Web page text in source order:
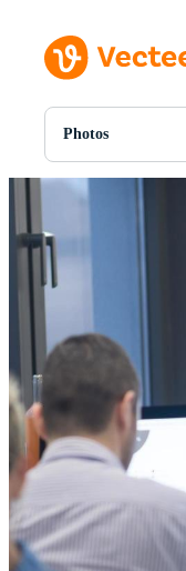
Photos
Toutes Images
Motion
Images
Événements